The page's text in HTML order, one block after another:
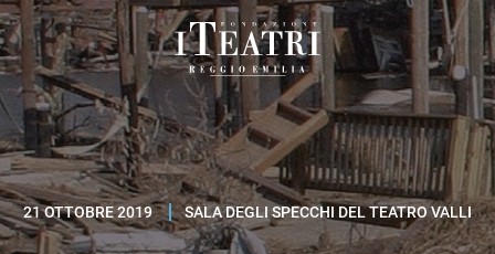
Fondazione
I
Teatri
Reggio
Emilia
21 OTTOBRE 2019 SALA DEGLI SPECCHI DEL TEATRO VALLI